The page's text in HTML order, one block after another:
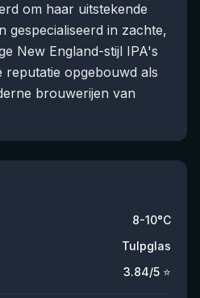
om haar uitstekende
gespecialiseerd in zachte,
New England-stijl IPA's
reputatie opgebouwd als
brouwerijen van
8-10°C
Tulpglas
3.84/5 ⭐